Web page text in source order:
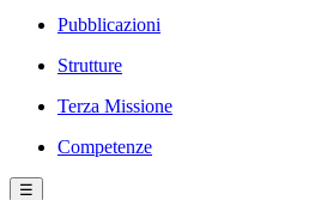
Pubblicazioni
Strutture
Terza Missione
Competenze
☰